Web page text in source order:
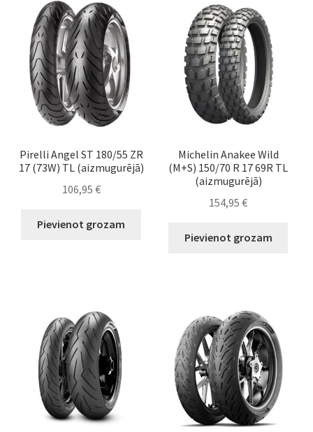
Pirelli Angel ST 180/55 ZR
17 (73W) TL (aizmugurējā)
106,95 €
Pievienot grozam
Michelin Anakee Wild
(M+S) 150/70 R 17 69R TL
(aizmugurējā)
154,95€
Pievienot grozam